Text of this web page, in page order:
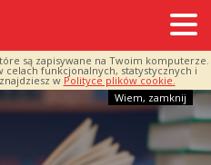
są zapisywane na Twoim komputerze.
celach funkcjonalnych, statystycznych i
w Polityce plików cookie.
Wiem, zamknij